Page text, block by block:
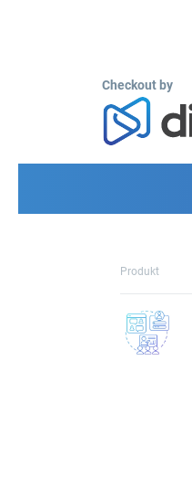
Checkout by
Produkt